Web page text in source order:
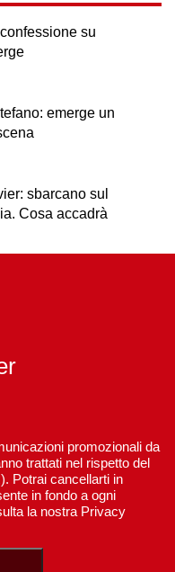
su
emerge un
sbarcano sul
Cosa accadrà
promozionali da
trattati nel rispetto del
Potrai cancellarti in
in fondo a ogni
la nostra Privacy